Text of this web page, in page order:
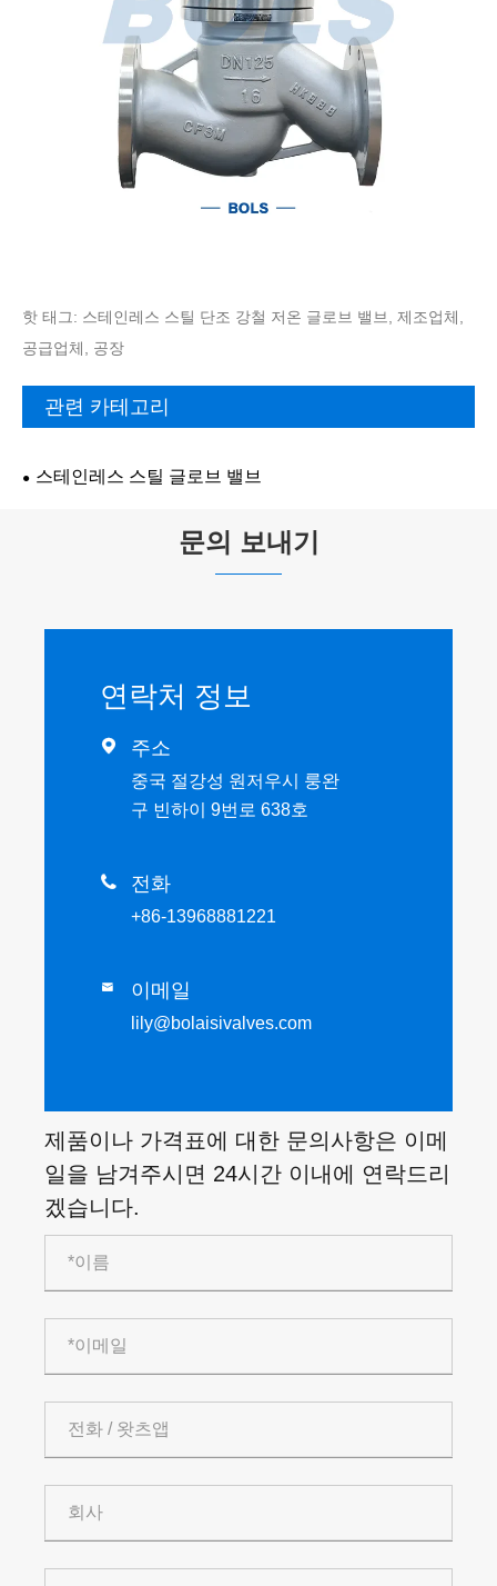
핫 태그: 스테인레스 스틸 단조 강철 저온 글로브 밸브, 제조업체,
공급업체, 공장
관련 카테고리
스테인레스 스틸 글로브 밸브
문의 보내기
연락처 정보
 주소
중국 절강성 원저우시 룽완
구 빈하이 9번로 638호
 전화
+86-13968881221
 이메일
lily@bolaisivalves.com
제품이나 가격표에 대한 문의사항은 이메
일을 남겨주시면 24시간 이내에 연락드리
겠습니다.